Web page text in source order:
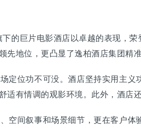
的巨片电影酒店以卓越的表现，
地位，更凸显了逸柏酒店集团精
位功不可没。酒店坚持实用主义
有情调的观影环境。此外，酒店
间叙事和场景细节，更在客户体